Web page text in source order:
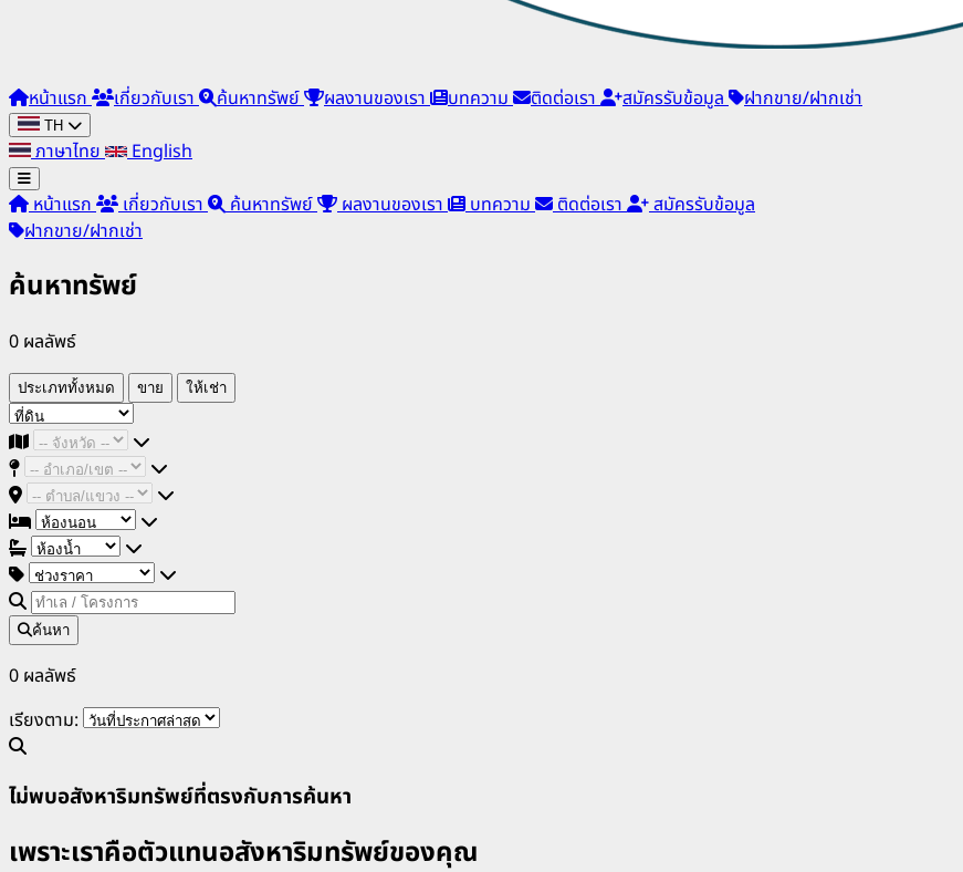
หน้าแรก เกี่ยวกับเรา ค้นหาทรัพย์ ผลงานของเรา บทความ ติดต่อเรา สมัครรับข้อมูล ฝากขาย/ฝากเช่า
TH
ภาษาไทย
English
หน้าแรก
เกี่ยวกับเรา ค้นหาทรัพย์ ผลงานของเรา บทความ ติดต่อเรา
สมัครรับข้อมูล
ฝากขาย/ฝากเช่า
ค้นหาทรัพย์
0 ผลลัพธ์
ประเภททั้งหมด ขาย ให้เช่า
ค้นหา
0 ผลลัพธ์
เรียงตาม:
ไม่พบอสังหาริมทรัพย์ที่ตรงกับการค้นหา
เพราะเราคือตัวแทนอสังหาริมทรัพย์ของคุณ